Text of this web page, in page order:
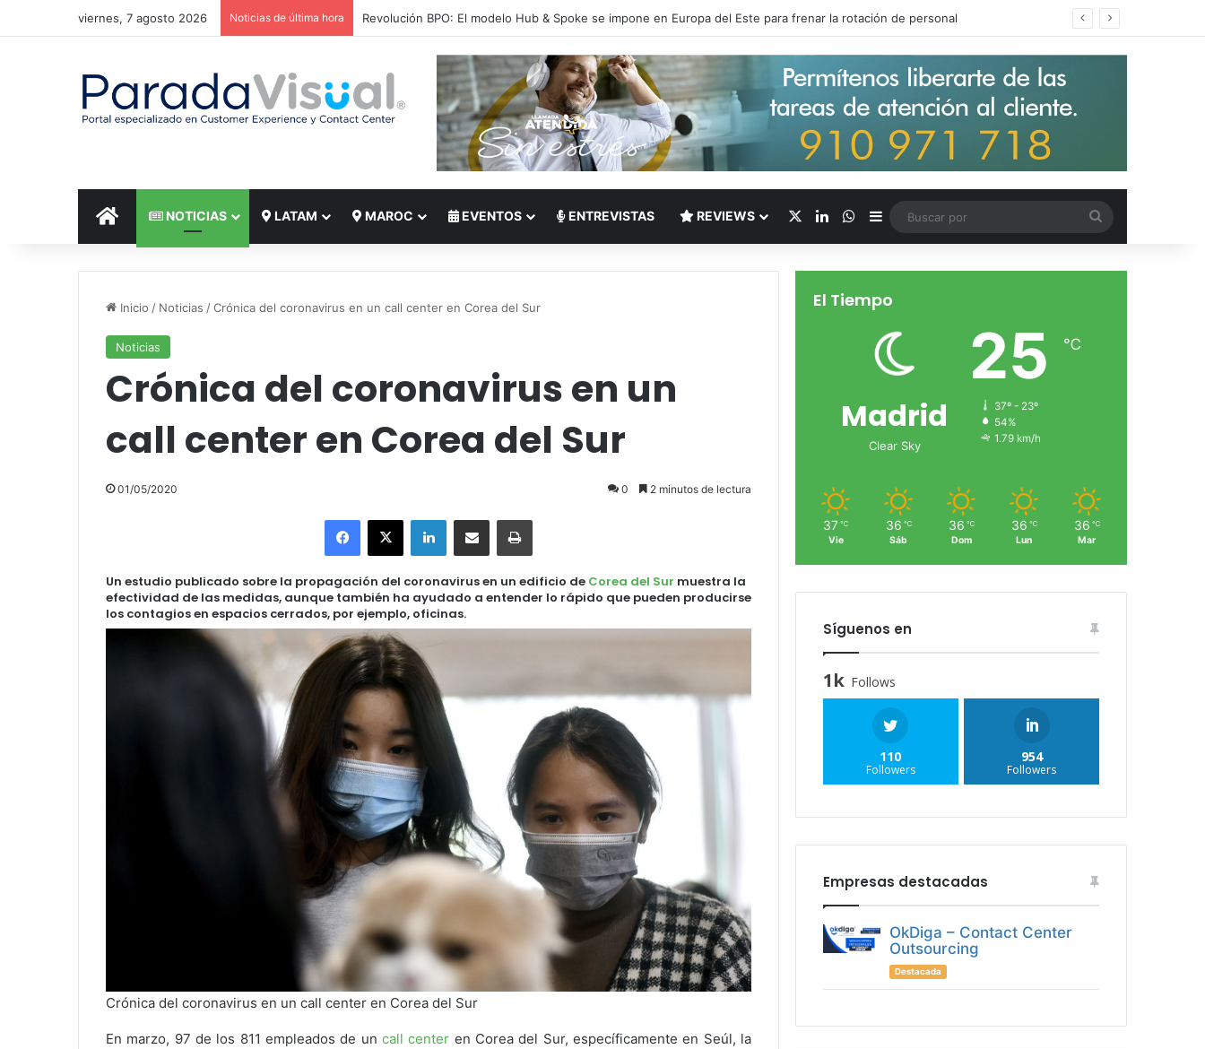
viernes, 7 agosto 2026 Noticias de última hora El reto del Nearshoring: Crisis de talento bilingüe en Centroamérica dispara los salarios de entrada un 15%
INICIO NOTICIAS LATAM MAROC EVENTOS ENTREVISTAS REVIEWS LinkedInWhatsApp
Barra lateral
por
Inicio / Noticias /Crónica del coronavirus en un call center en Corea del Sur
Noticias
Crónica del coronavirus en un
call center en Corea del Sur
01/05/2020 0 2 minutos de lectura
Facebook
X LinkedInCompartir por correo electrónicoImprimir
Un estudio publicado sobre la propagación del coronavirus en un edificio de Corea del Sur muestra la
efectividad de las medidas, aunque también ha ayudado a entender lo rápido que pueden producirse
los contagios en espacios cerrados, por ejemplo, oficinas.
Crónica del coronavirus en un call center en Corea del Sur
En marzo, 97 de los 811 empleados de un call center en Corea del Sur, específicamente en Seúl, la
El Tiempo
Madrid
Clear Sky
25 ℃
37º - 23º
54%
1.79 km/h
37 ℃
Vie
36 ℃
Sáb
36 ℃
Dom
36 ℃
Lun
36 ℃
Mar
Síguenos en
1k Follows
110
Followers
954
Followers
Empresas destacadas
OkDiga – Contact Center
Outsourcing
Destacada